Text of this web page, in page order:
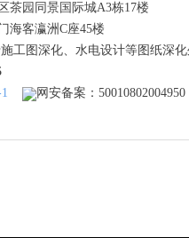
茶园同景国际城A3栋17楼
海客瀛洲C座45楼
工图深化、水电设计等图纸深
网安备案： 50010802004950